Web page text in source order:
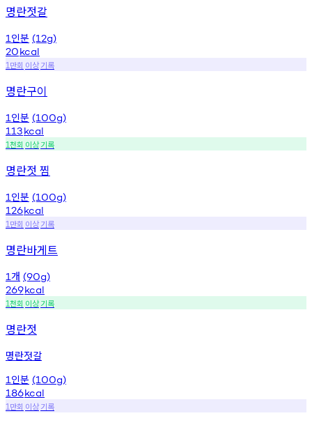
명란젓갈
1 인분 (12g)
20kcal
1 만회 이상기록
명란구이
1 인분 (100g)
113kcal
1천회 이상기록
명란젓 찜
1 인분 (100g)
126kcal
1 만회 이상기록
명란바게트
1 개 (90g)
269kcal
1천회 이상기록
명란젓
명란젓갈
1 인분 (100g)
186kcal
1 만회 이상기록